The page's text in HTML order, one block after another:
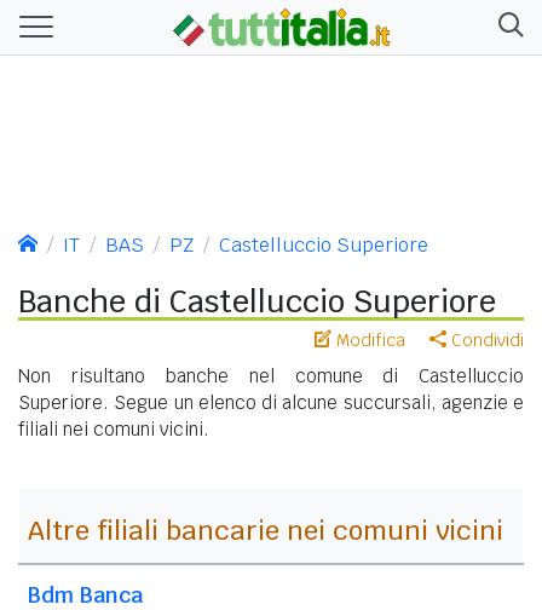
IT BAS PZ Castelluccio Superiore
Banche di Castelluccio Superiore
Modifica Condividi
Non risultano banche nel comune di Castelluccio
Superiore. Segue un elenco di alcune succursali, agenzie e
filiali nei comuni vicini.
Altre filiali bancarie nei comuni vicini
Bdm Banca